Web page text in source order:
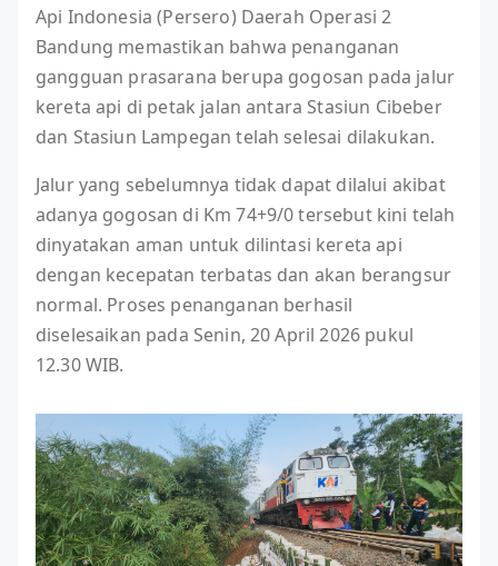
Api Indonesia (Persero) Daerah Operasi 2
Bandung memastikan bahwa penanganan
gangguan prasarana berupa gogosan pada jalur
kereta api di petak jalan antara Stasiun Cibeber
dan Stasiun Lampegan telah selesai dilakukan.
Jalur yang sebelumnya tidak dapat dilalui akibat
adanya gogosan di Km 74+9/0 tersebut kini telah
dinyatakan aman untuk dilintasi kereta api
dengan kecepatan terbatas dan akan berangsur
normal. Proses penanganan berhasil
diselesaikan pada Senin, 20 April 2026 pukul
12.30 WIB.